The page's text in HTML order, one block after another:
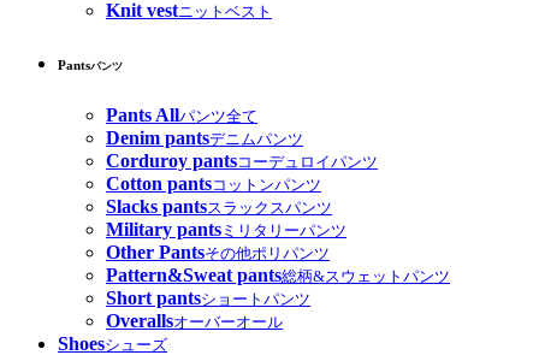
Knit vestニットベスト
Pantsパンツ
Pants Allパンツ全て
Denim pantsデニムパンツ
Corduroy pantsコーデュロイパンツ
Cotton pantsコットンパンツ
Slacks pantsスラックスパンツ
Military pants ミリタリーパンツ
Other Pantsその他ポリパンツ
Pattern&Sweat pants総柄&スウェットパンツ
Short pantsショートパンツ
Overallsオーバーオール
Shoesシューズ